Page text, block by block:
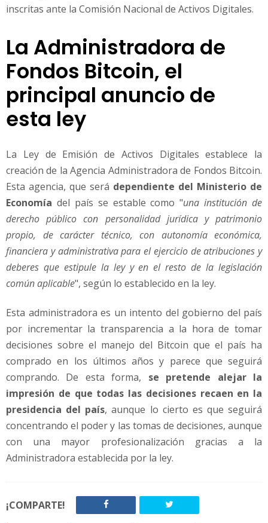
inscritas ante la Comisión Nacional de Activos Digitales.
La Administradora de
Fondos Bitcoin, el
principal anuncio de
esta ley
La Ley de Emisión de Activos Digitales establece la
creación de la Agencia Administradora de Fondos Bitcoin.
Esta agencia, que será dependiente del Ministerio de
Economía del país se estable como "una institución de
derecho público con personalidad jurídica y patrimonio
propio, de carácter técnico, con autonomía económica,
financiera y administrativa para el ejercicio de atribuciones y
deberes que estipule la ley y en el resto de la legislación
común aplicable", según lo establecido en la ley.
Esta administradora es un intento del gobierno del país
por incrementar la transparencia a la hora de tomar
decisiones sobre el manejo del Bitcoin que el país ha
comprado en los últimos años y parece que seguirá
comprando. De esta forma, se pretende alejar la
impresión de que todas las decisiones recaen en la
presidencia del país, aunque lo cierto es que seguirá
concentrando el poder y las tomas de decisiones, aunque
con una mayor profesionalización gracias a la
Administradora establecida por la ley.
¡COMPARTE!